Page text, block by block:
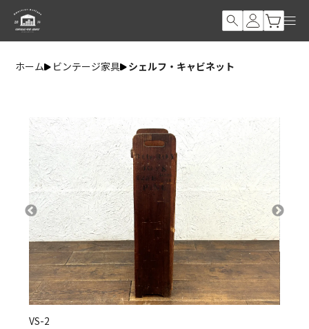
ホーム ビンテージ家具 シェルフ・キャビネット
VS-2